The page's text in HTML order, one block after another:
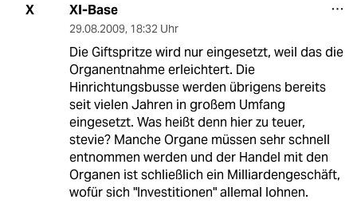
X XI-Base
29.08.2009, 18:32 Uhr
Die Giftspritze wird nur eingesetzt, weil das die
Organentnahme erleichtert. Die
Hinrichtungsbusse werden übrigens bereits
seit vielen Jahren in großem Umfang
eingesetzt. Was heißt denn hier zu teuer,
stevie? Manche Organe müssen sehr schnell
entnommen werden und der Handel mit den
Organen ist schließlich ein Milliardengeschäft,
wofür sich "Investitionen" allemal lohnen.